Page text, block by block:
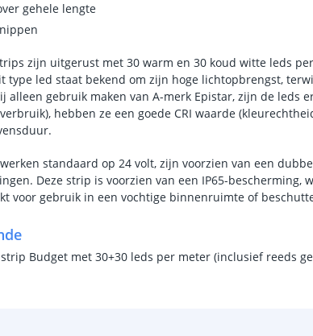
gehele lengte
zijn uitgerust met 30 warm en 30 koud witte leds
type led staat bekend om zijn hoge lichtopbrengst,
gebruik maken van A-merk Epistar, zijn de leds
hebben ze een goede CRI waarde
standaard op 24 volt, zijn voorzien van een
Deze strip is voorzien van een IP65-bescherming,
voor gebruik in een vochtige binnenruimte of
Budget met 30+30 leds per meter (inclusief reeds